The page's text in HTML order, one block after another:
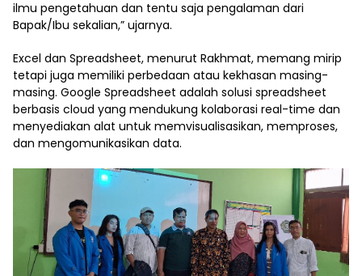
ilmu pengetahuan dan tentu saja pengalaman dari
Bapak/Ibu sekalian,” ujarnya.
Excel dan Spreadsheet, menurut Rakhmat, memang mirip
tetapi juga memiliki perbedaan atau kekhasan masing-
masing. Google Spreadsheet adalah solusi spreadsheet
berbasis cloud yang mendukung kolaborasi real-time dan
menyediakan alat untuk memvisualisasikan, memproses,
dan mengomunikasikan data.